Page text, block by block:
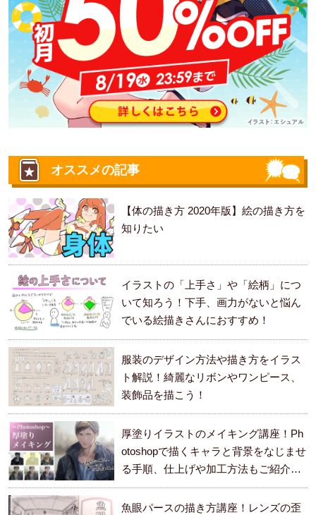
オススメの記事
【体の描き方 2020年版】絵の描き方を
知りたい
イラストの「上手さ」や「絵柄」につ
いて知ろう！下手、画力がないと悩ん
でいる絵描きさんにおすすめ！
服装のデザイン方法や描き方をイラス
ト解説！綺麗なリボンやワンピース、
装飾品を描こう！
厚塗りイラストのメイキング講座！Ph
otoshopで描くキャラと背景をなじませ
る手順、仕上げや加工方法もご紹介し
ます。
魚眼パースの描き方講座！レンズの歪